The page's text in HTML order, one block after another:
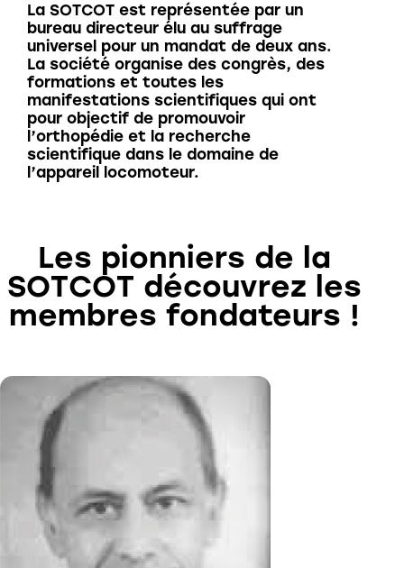
La SOTCOT est représentée par un
bureau directeur élu au suffrage
universel pour un mandat de deux ans.
La société organise des congrès, des
formations et toutes les
manifestations scientifiques qui ont
pour objectif de promouvoir
l’orthopédie et la recherche
scientifique dans le domaine de
l’appareil locomoteur.
Les pionniers de la
SOTCOT découvrez les
membres fondateurs !